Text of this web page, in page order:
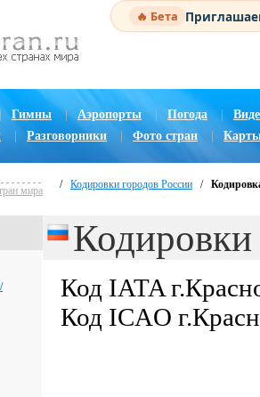
🔥 Бета
Гимны | Аэропорты Погода |
Разговорники Фото стран
мира
/ Кодировки городов России /
Кодировки
Код IATA
Код ICAO